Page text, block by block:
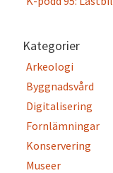
Kategorier
Arkeologi
Byggnadsvård
Digitalisering
Fornlämningar
Konservering
Museer